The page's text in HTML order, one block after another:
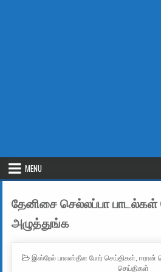
MENU
தேனிசை செல்லப்பா
அழுத்துங்க
POSTED IN
இஸ்ரேல் பாலஸ்தீன போர் செய்திகள் ஈரான்
செய்திகள்